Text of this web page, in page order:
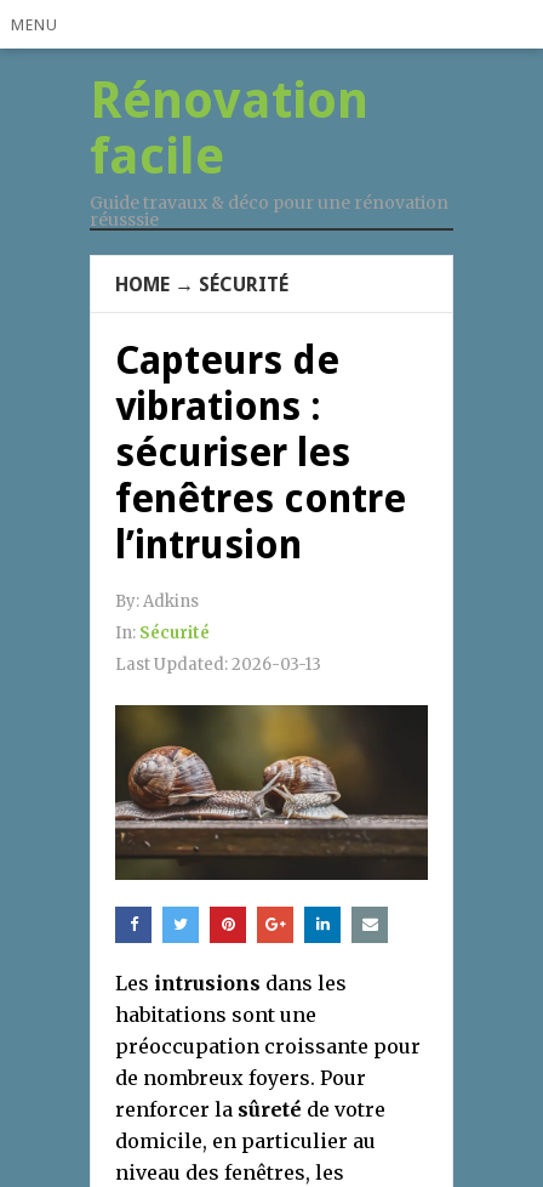
MENU
Rénovation
facile
Guide travaux & déco pour une rénovation
réusssie
HOME → SÉCURITÉ
Capteurs de
vibrations :
sécuriser les
fenêtres contre
l’intrusion
By:Adkins
In: Sécurité
Last Updated:2026-03-13
Les intrusions dans les
habitations sont une
préoccupation croissante pour
de nombreux foyers. Pour
renforcer la sûreté de votre
domicile, en particulier au
niveau des fenêtres, les